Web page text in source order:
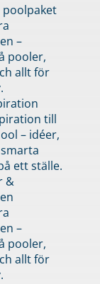
–
pooler,
allt för
till
– idéer,
ett ställe.
&
–
pooler,
allt för